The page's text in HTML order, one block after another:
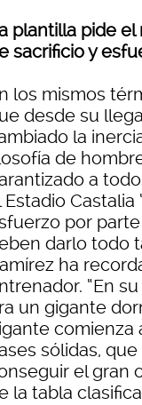
plantilla pide
sacrificio y
los mismos
desde su
la
de
a
Estadio
por
darlo todo
ha
“En
un gigante
comienza
sólidas,
el gran
la tabla